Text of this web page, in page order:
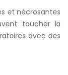
et nécrosantes
toucher la
avec des